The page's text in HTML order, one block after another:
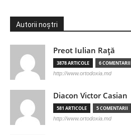
Autorii noștri
Preot Iulian Raţă
3878 ARTICOLE 6 COMENTARII
http://www.ortodoxia.md
Diacon Victor Casian
581 ARTICOLE 5 COMENTARII
http://www.ortodoxia.md